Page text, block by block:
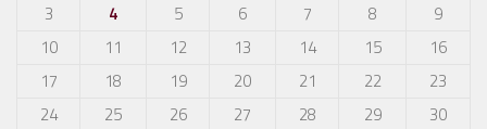
3
4 5 6 7 8
9
10
11 12 13 14 15
16
17
18 19 20 21 22
23
24
25 26 27 28 29
30